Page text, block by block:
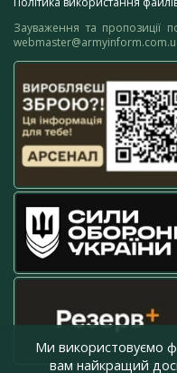
Зауваження та пропозиції
Ми використовуємо
вам найкращий